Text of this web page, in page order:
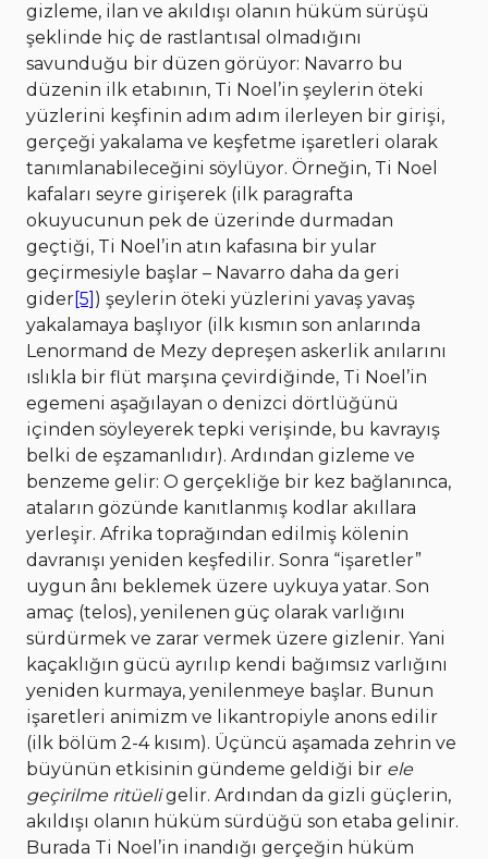
gizleme, ilan ve akıldışı olanın hüküm sürüşü
şeklinde hiç de rastlantısal olmadığını
savunduğu bir düzen görüyor: Navarro bu
düzenin ilk etabının, Ti Noel’in şeylerin öteki
yüzlerini keşfinin adım adım ilerleyen bir girişi,
gerçeği yakalama ve keşfetme işaretleri olarak
tanımlanabileceğini söylüyor. Örneğin, Ti Noel
kafaları seyre girişerek (ilk paragrafta
okuyucunun pek de üzerinde durmadan
geçtiği, Ti Noel’in atın kafasına bir yular
geçirmesiyle başlar – Navarro daha da geri
gider[5] ) şeylerin öteki yüzlerini yavaş yavaş
yakalamaya başlıyor (ilk kısmın son anlarında
Lenormand de Mezy depreşen askerlik anılarını
ıslıkla bir flüt marşına çevirdiğinde, Ti Noel’in
egemeni aşağılayan o denizci dörtlüğünü
içinden söyleyerek tepki verişinde, bu kavrayış
belki de eşzamanlıdır). Ardından gizleme ve
benzeme gelir: O gerçekliğe bir kez bağlanınca,
ataların gözünde kanıtlanmış kodlar akıllara
yerleşir. Afrika toprağından edilmiş kölenin
davranışı yeniden keşfedilir. Sonra “işaretler”
uygun ânı beklemek üzere uykuya yatar. Son
amaç (telos), yenilenen güç olarak varlığını
sürdürmek ve zarar vermek üzere gizlenir. Yani
kaçaklığın gücü ayrılıp kendi bağımsız varlığını
yeniden kurmaya, yenilenmeye başlar. Bunun
işaretleri animizm ve likantropiyle anons edilir
(ilk bölüm 2-4 kısım). Üçüncü aşamada zehrin ve
büyünün etkisinin gündeme geldiği bir ele
geçirilme ritüeligelir. Ardından da gizli güçlerin,
akıldışı olanın hüküm sürdüğü son etaba gelinir.
Burada Ti Noel’in inandığı gerçeğin hüküm